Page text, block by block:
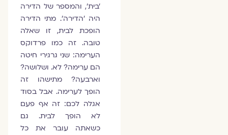
'בית', והמספר של הדירה
היה 'הדירה'. מתי הדירה
הופכת לבית, זו שאלה
טובה. זה כמו פרדוקס
הערימה: שני גרגירי חיטה
הם ערימה? לא. ושלושה?
וארבעה? מתישהו זה
הופך לערימה. אבל בסוד
אגלה לכם: זה אף פעם
לא הופך לבית. גם
כשאתה עובר את כל